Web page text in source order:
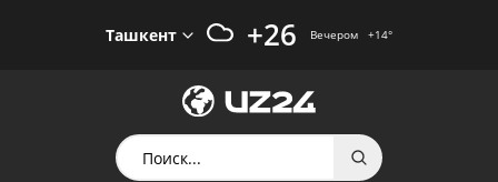
Ташкент +26 Вечером +14°